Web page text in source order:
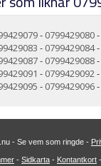
- 0799429080-
- 0799429084-
- 0799429088-
- 0799429092-
- 0799429096-
- Se vem som ringde -
- Sidkarta - Kontantkort -